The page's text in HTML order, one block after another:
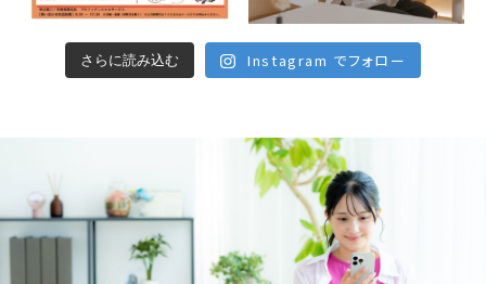
さらに読み込む Instagram でフォロー